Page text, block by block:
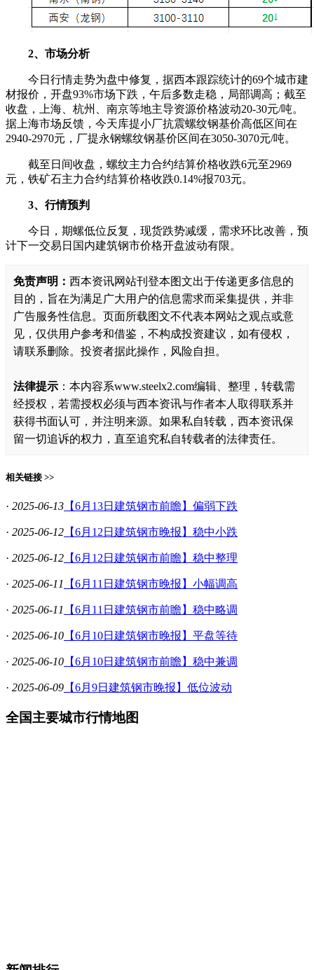
2、市场分析
今日行情走势为盘中修复，据西本跟踪统计的69个城市建
材报价，开盘93%市场下跌，午后多数走稳，局部调高；截至
收盘，上海、杭州、南京等地主导资源价格波动20-30元/吨。
据上海市场反馈，今天库提小厂抗震螺纹钢基价高低区间在
2940-2970元，厂提永钢螺纹钢基价区间在3050-3070元/吨。
截至日间收盘，螺纹主力合约结算价格收跌6元至2969
元，铁矿石主力合约结算价格收跌0.14%报703元。
3、行情预判
今日，期螺低位反复，现货跌势减缓，需求环比改善，预
计下一交易日国内建筑钢市价格开盘波动有限。
免责声明： 西本资讯网站刊登本图文出于传递更多信息的
目的，旨在为满足广大用户的信息需求而采集提供，并非
广告服务性信息。页面所载图文不代表本网站之观点或意
见，仅供用户参考和借鉴，不构成投资建议，如有侵权，
请联系删除。投资者据此操作，风险自担。
法律提示 ：本内容系www.steelx2.com编辑、整理，转载需
经授权，若需授权必须与西本资讯与作者本人取得联系并
获得书面认可，并注明来源。如果私自转载，西本资讯保
留一切追诉的权力，直至追究私自转载者的法律责任。
相关链接 >>
· 2025-06-13 【6月13日建筑钢市前瞻】偏弱下跌
· 2025-06-12 【6月12日建筑钢市晚报】稳中小跌
· 2025-06-12 【6月12日建筑钢市前瞻】稳中整理
· 2025-06-11 【6月11日建筑钢市晚报】小幅调高
· 2025-06-11 【6月11日建筑钢市前瞻】稳中略调
· 2025-06-10 【6月10日建筑钢市晚报】平盘等待
· 2025-06-10 【6月10日建筑钢市前瞻】稳中兼调
· 2025-06-09 【6月9日建筑钢市晚报】低位波动
全国主要城市行情地图